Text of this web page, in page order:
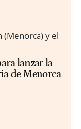
lanzar la
de Menorca